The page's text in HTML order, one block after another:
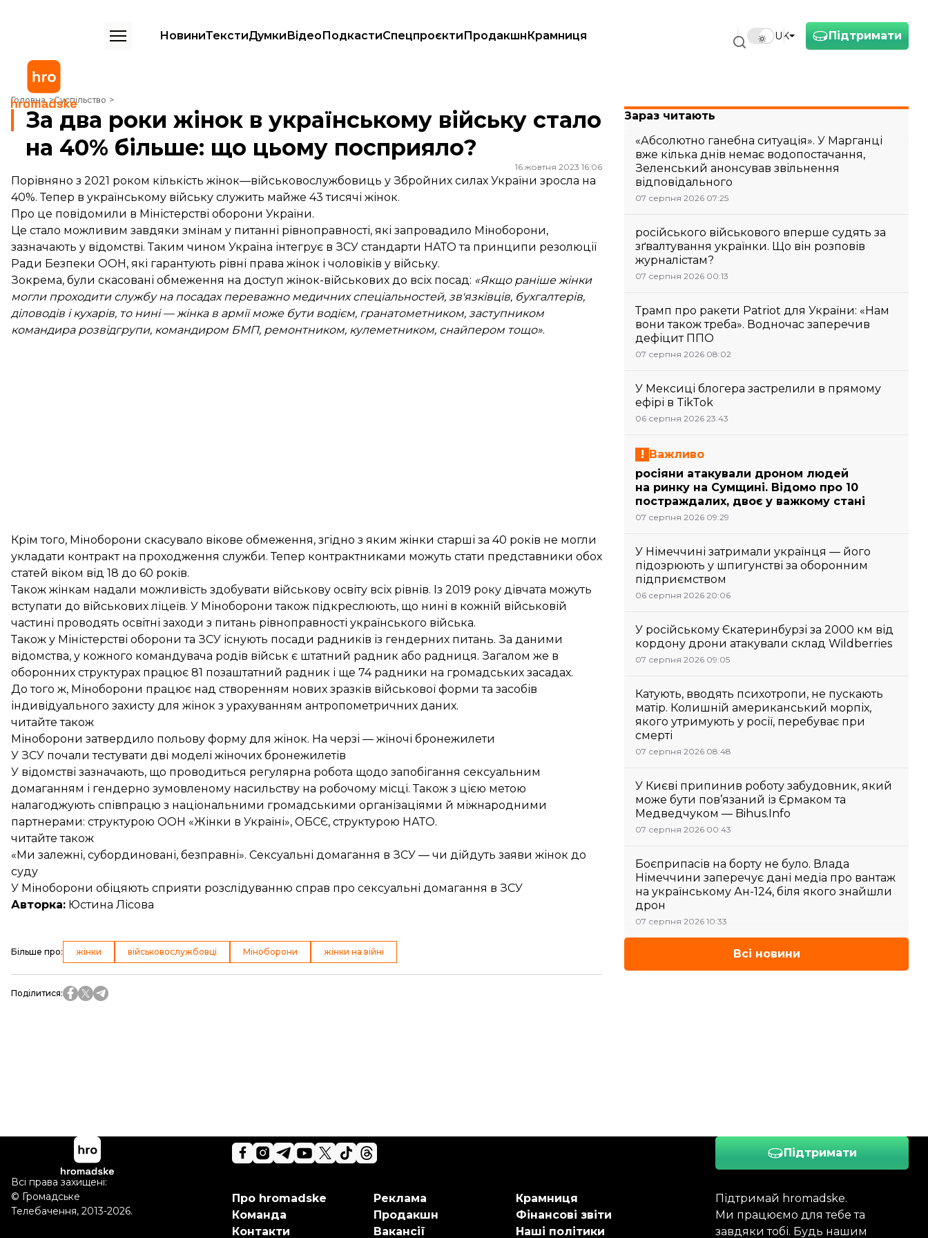
Підтримати
UK
НовиниТекстиДумкиВідеоПодкастиСпецпроєктиПродакшнКрамниця
Головна Суспільство
За два роки жінок в українському війську стало на 40% більше: що цьому посприяло?
За два роки жінок в українському війську стало
на 40% більше: що цьому посприяло?
16 жовтня 2023 16:06
Порівняно з 2021 роком кількість жінок—військовослужбовиць у Збройних силах України зросла на
40%. Тепер в українському війську служить майже 43 тисячі жінок.
Про це повідомили в Міністерстві оборони України.
Це стало можливим завдяки змінам у питанні рівноправності, які запровадило Міноборони,
зазначають у відомстві. Таким чином Україна інтегрує в ЗСУ стандарти НАТО та принципи резолюції
Ради Безпеки ООН, які гарантують рівні права жінок і чоловіків у війську.
Зокрема, були скасовані обмеження на доступ жінок-військових до всіх посад: «Якщо раніше жінки
могли проходити службу на посадах переважно медичних спеціальностей, зв'язківців, бухгалтерів,
діловодів і кухарів, то нині — жінка в армії може бути водієм, гранатометником, заступником
командира розвідгрупи, командиром БМП, ремонтником, кулеметником, снайпером тощо».
Крім того, Міноборони скасувало вікове обмеження, згідно з яким жінки старші за 40 років не могли
укладати контракт на проходження служби. Тепер контрактниками можуть стати представники обох
статей віком від 18 до 60 років.
Також жінкам надали можливість здобувати військову освіту всіх рівнів. Із 2019 року дівчата можуть
вступати до військових ліцеїв. У Міноборони також підкреслюють, що нині в кожній військовій
частині проводять освітні заходи з питань рівноправності українського війська.
Також у Міністерстві оборони та ЗСУ існують посади радників із гендерних питань. За даними
відомства, у кожного командувача родів військ є штатний радник або радниця. Загалом же в
оборонних структурах працює 81 позаштатний радник і ще 74 радники на громадських засадах.
До того ж, Міноборони працює над створенням нових зразків військової форми та засобів
індивідуального захисту для жінок з урахуванням антропометричних даних.
читайте також
Міноборони затвердило польову форму для жінок. На черзі — жіночі бронежилети
У ЗСУ почали тестувати дві моделі жіночих бронежилетів
У відомстві зазначають, що проводиться регулярна робота щодо запобігання сексуальним
домаганням і гендерно зумовленому насильству на робочому місці. Також з цією метою
налагоджують співпрацю з національними громадськими організаціями й міжнародними
партнерами: структурою ООН «Жінки в Україні», ОБСЄ, структурою НАТО.
читайте також
«Ми залежні, субординовані, безправні». Сексуальні домагання в ЗСУ — чи дійдуть заяви жінок до
суду
У Міноборони обіцяють сприяти розслідуванню справ про сексуальні домагання в ЗСУ
Авторка: Юстина Лісова
Більше про: жінки військовослужбовці Міноборони жінки на війні
Поділитися:
Зараз читають
«Абсолютно ганебна ситуація». У Марганці
вже кілька днів немає водопостачання,
Зеленський анонсував звільнення
відповідального
07 серпня 2026 07:25
російського військового вперше судять за
зґвалтування українки. Що він розповів
журналістам?
07 серпня 2026 00:13
Трамп про ракети Patriot для України: «Нам
вони також треба». Водночас заперечив
дефіцит ППО
07 серпня 2026 08:02
У Мексиці блогера застрелили в прямому
ефірі в TikTok
06 серпня 2026 23:43
Важливо
росіяни атакували дроном людей
на ринку на Сумщині. Відомо про 10
постраждалих, двоє у важкому стані
07 серпня 2026 09:29
У Німеччині затримали українця — його
підозрюють у шпигунстві за оборонним
підприємством
06 серпня 2026 20:06
У російському Єкатеринбурзі за 2000 км від
кордону дрони атакували склад Wildberries
07 серпня 2026 09:05
Катують, вводять психотропи, не пускають
матір. Колишній американський морпіх,
якого утримують у росії, перебуває при
смерті
07 серпня 2026 08:48
У Києві припинив роботу забудовник, який
може бути пов’язаний із Єрмаком та
Медведчуком — Bihus.Info
07 серпня 2026 00:43
Боєприпасів на борту не було. Влада
Німеччини заперечує дані медіа про вантаж
на українському Ан-124, біля якого знайшли
дрон
07 серпня 2026 10:33
Всі новини
Підтримати
Підтримай hromadske.
Ми працюємо для тебе та
завдяки тобі. Будь нашим
Про hromadske
Команда
Контакти
Реклама
Продакшн
Вакансії
Крамниця
Фінансові звіти
Наші політики
Всі права захищені:
© Громадське
Телебачення, 2013-2026.